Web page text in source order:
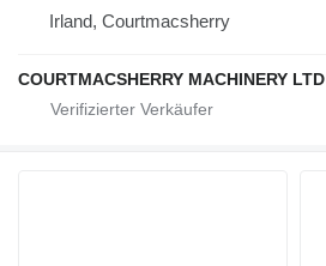
Irland, Courtmacsherry
COURTMACSHERRY MACHINERY LTD